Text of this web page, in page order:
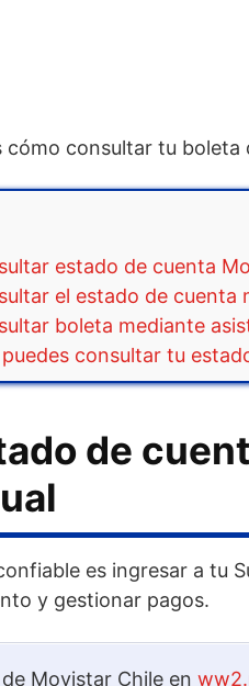
cómo consultar tu
estado de cuenta
el estado de cuenta
boleta mediante
consultar tu
de
es ingresar a tu
y gestionar pagos.
Movistar Chile en